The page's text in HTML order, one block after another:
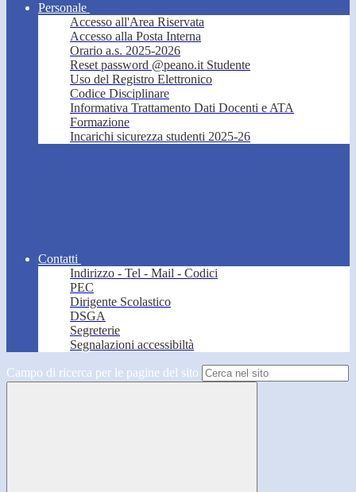
Personale
Accesso all'Area Riservata
Accesso alla Posta Interna
Orario a.s. 2025-2026
Reset password @peano.it Studente
Uso del Registro Elettronico
Codice Disciplinare
Informativa Trattamento Dati Docenti e ATA
Formazione
Incarichi sicurezza studenti 2025-26
Contatti
Indirizzo - Tel - Mail - Codici
PEC
Dirigente Scolastico
DSGA
Segreterie
Segnalazioni accessibiltà
Campo di ricerca per le pagine del sito